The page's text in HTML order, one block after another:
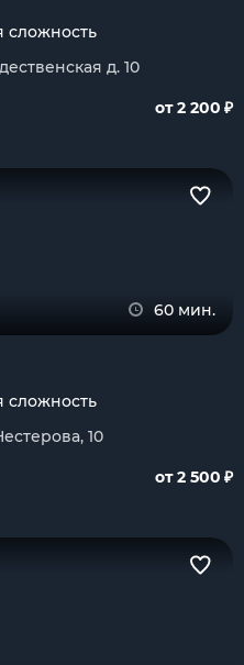
сложность
д. 10
от 2 200 ₽
60 мин.
сложность
10
от 2 500 ₽